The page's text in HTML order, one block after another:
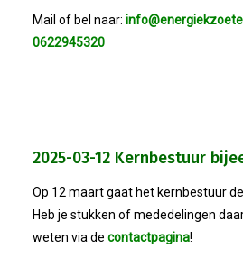
Mail of bel naar:
0622945320
2025-03-12 Kernbestuur
Op 12 maart gaat het kernbestuur de
Heb je stukken of mededelingen
weten via de contactpagina!